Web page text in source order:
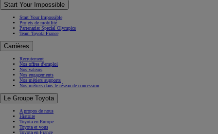
Start Your Impossible
Start Your Impossible
Projets de mobilité
Partenariat Special Olympics
Team Toyota France
Carrières
Recrutement
Nos offres d'emploi
Nos valeurs
Nos engagements
Nos métiers supports
Nos métiers dans le réseau de concession
Le Groupe Toyota
A propos de nous
Histoire
Toyota en Europe
Toyota et vous
Toyota en France